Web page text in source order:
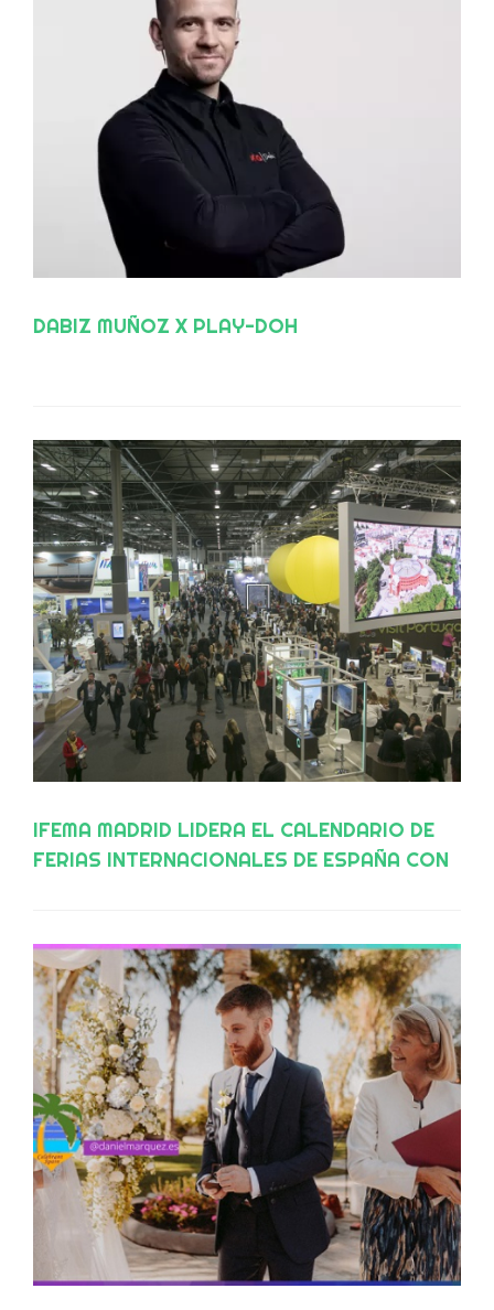
DABIZ MUÑOZ X PLAY-DOH
IFEMA MADRID LIDERA EL CALENDARIO DE
FERIAS INTERNACIONALES DE ESPAÑA CON